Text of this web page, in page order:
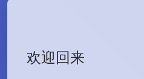
欢迎回来